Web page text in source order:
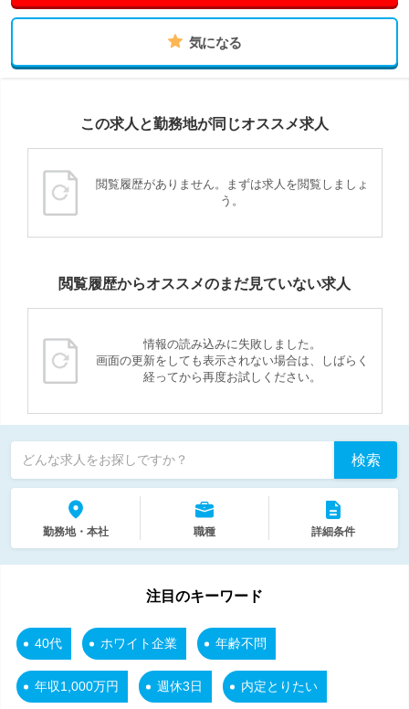
気になる
この求人と勤務地が同じオススメ求人
閲覧履歴がありません。まずは求人を閲覧しましょ
う。
閲覧履歴からオススメのまだ見ていない求人
情報の読み込みに失敗しました。
画面の更新をしても表示されない場合は、しばらく
経ってから再度お試しください。
どんな求人をお探しですか？ 検索
勤務地・本社 職種 詳細条件
注目のキーワード
40代 ホワイト企業 年齢不問
年収1,000万円 週休3日 内定とりたい